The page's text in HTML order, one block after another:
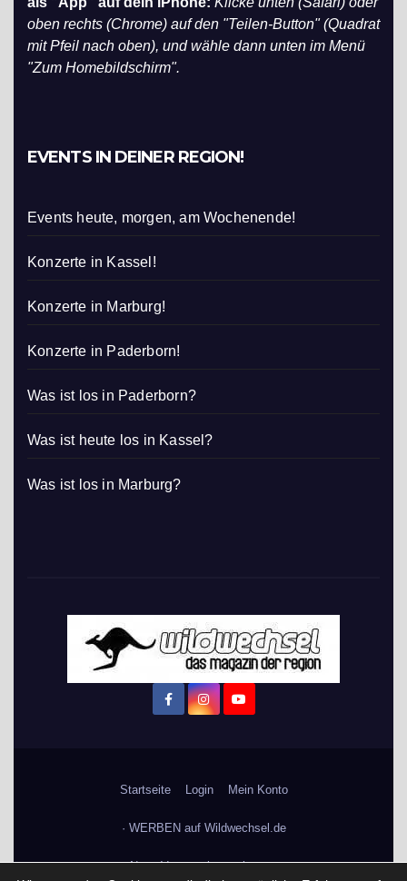
oben rechts (Chrome) auf den "Teilen-Button" (Quadrat
mit Pfeil nach oben), und wähle dann unten im Menü
"Zum Homebildschirm".
EVENTS IN DEINER REGION!
Events heute, morgen, am Wochenende!
Konzerte in Kassel!
Konzerte in Marburg!
Konzerte in Paderborn!
Was ist los in Paderborn?
Was ist heute los in Kassel?
Was ist los in Marburg?
Startseite Login Mein Konto
· WERBEN auf Wildwechsel.de
+ Neue Veranstaltung eintragen: